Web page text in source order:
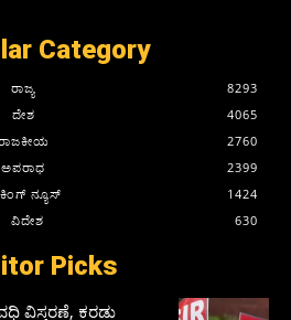
Category
ರಾಜ್ಯ
8293
ದೇಶ
4065
2760
ಅಪರಾಧ
2399
ನ್ಯೂಸ್
1424
ವಿದೇಶ
630
Picks
ವಿಸ್ತರಣೆ, ಕರಡು